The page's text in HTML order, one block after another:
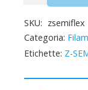
SEMIFLEX
quantità
SKU: zsemiflex
Categoria:
Etichette: Z-